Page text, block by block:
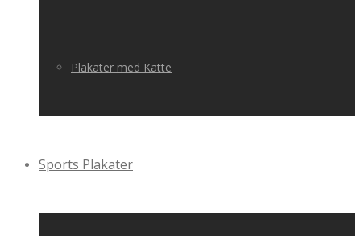
Plakater med Katte
Sports Plakater